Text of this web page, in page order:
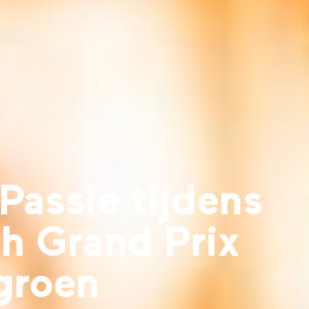
tijdens
Grand Prix